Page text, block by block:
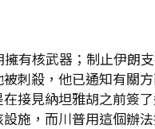
有核武器；制止伊朗
刺殺，他已通知有關
接見納坦雅胡之前簽
施，而川普用這個辦法